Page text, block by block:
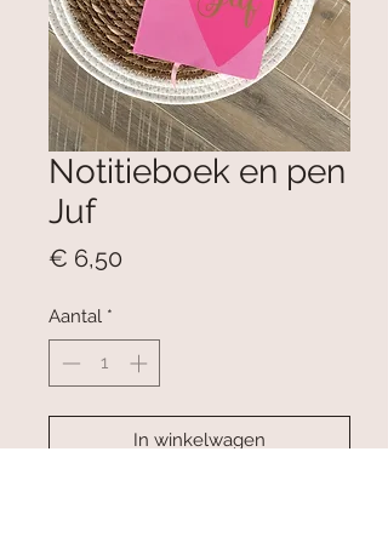
Notitieboek en pen
Juf
€ 6,50
Aantal *
In winkelwagen